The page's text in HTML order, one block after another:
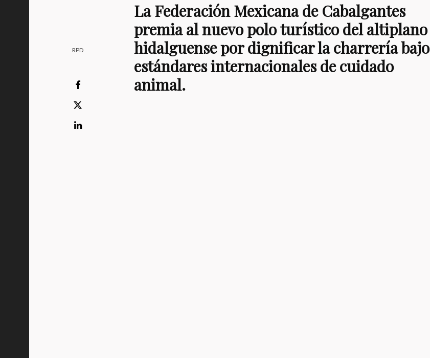
RPD
La Federación Mexicana de Cabalgantes
premia al nuevo polo turístico del altiplano
hidalguense por dignificar la charrería bajo
estándares internacionales de cuidado
animal.